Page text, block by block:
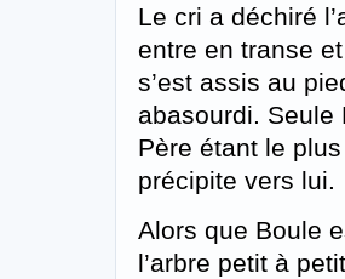
Le cri a déchiré
entre en transe
s’est assis au
abasourdi. Seule
Père étant le
précipite vers lui.
Alors que Boule
l’arbre petit à